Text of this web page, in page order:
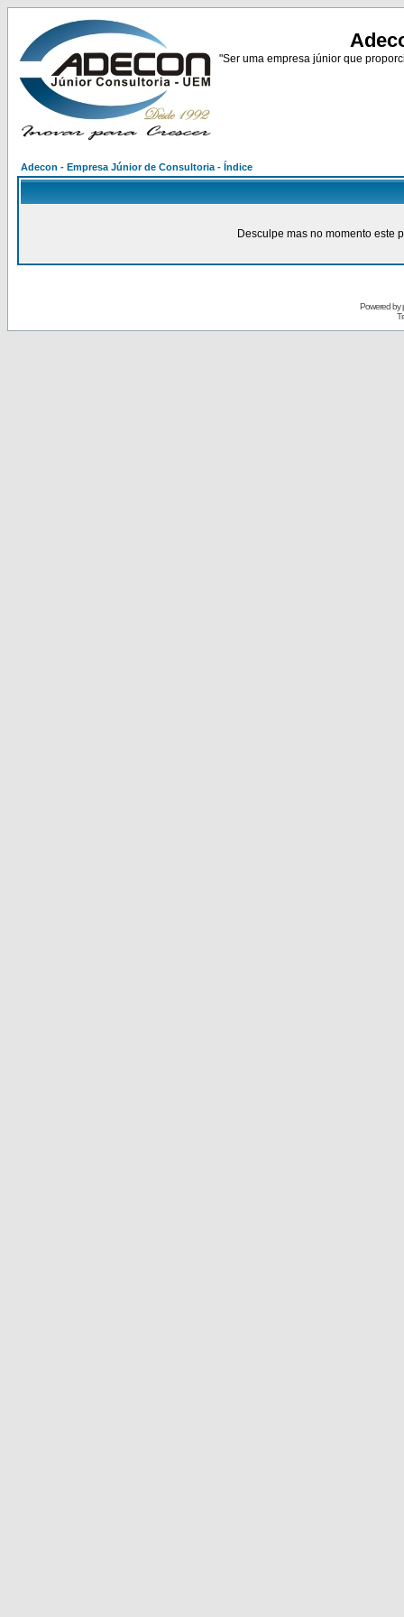
"Ser uma empresa júnior que
Adecon - Empresa Júnior de Consultoria - Índice
Desculpe mas no momento este
Powered by